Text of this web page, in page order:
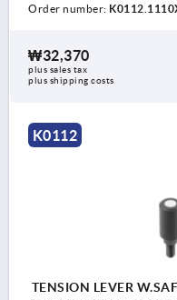
Order number:
₩32,370
plus sales tax
plus shipping costs
K0112
TENSION LEVER